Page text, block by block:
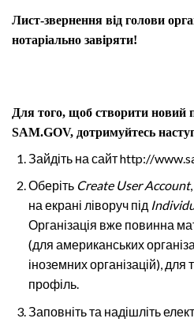
Лист-звернення від голови
нотаріально завіряти!
Для того, щоб створити новий
SAM.GOV, дотримуйтесь
Зайдіть на сайт http://
Оберіть Create User Account
на екрані ліворуч під
Організація вже повинна
(для американських
іноземних організацій), для
профіль.
Заповніть та надішліть